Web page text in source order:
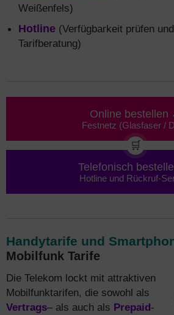
Weißenfels)
Hotline (Verfügbarkeit prüfen
Tarifberatung)
Online bestellen
Festnetz (Glasfaser /
🛒
Telefonisch
Hotline und Rückruf-
Handytarife und
Mobilfunk Tarife
Die Telekom lockt mit attraktiven
Mobilfunktarifen, die sowohl als
Vertrags– als auch als Prepaid-